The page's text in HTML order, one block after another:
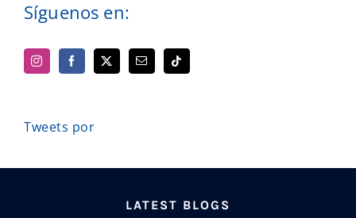
Síguenos en:
Tweets por
LATEST BLOGS